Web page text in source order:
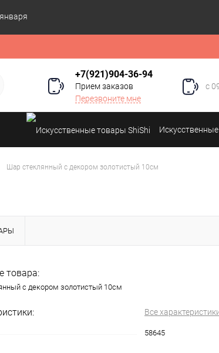
+7(921)904-36-94
Прием заказов
Перезвоните мне
с
Шар стеклянный с декором золотистый 10см
товара:
с декором золотистый 10см
Все
58645